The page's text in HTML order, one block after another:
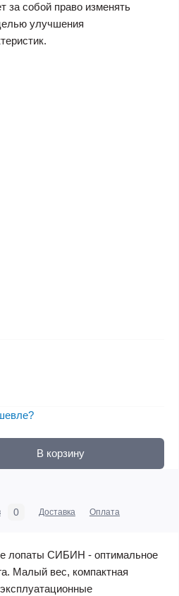
за собой право изменять
улучшения
В корзину
0 Доставка Оплата
лопаты СИБИН - оптимальное
Малый вес, компактная